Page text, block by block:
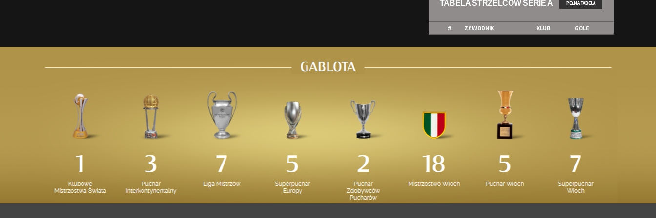
TABELA STRZELCÓW SERIE A PEŁNA TABELA
# ZAWODNIK KLUB GOLE